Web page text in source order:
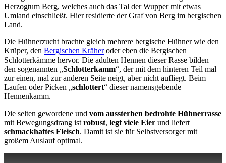
Herzogtum Berg, welches auch das Tal der Wupper mit etwas
Umland einschließt. Hier residierte der Graf von Berg im bergischen
Land.
Die Hühnerzucht brachte gleich mehrere bergische Hühner wie den
Krüper, den Bergischen Kräheroder eben die Bergischen
Schlotterkämme hervor. Die adulten Hennen dieser Rasse bilden
den sogenannten „Schlotterkamm“, der mit dem hinteren Teil mal
zur einen, mal zur anderen Seite neigt, aber nicht aufliegt. Beim
Laufen oder Picken „schlottert“ dieser namensgebende
Hennenkamm.
Die selten gewordene und vom aussterben bedrohte Hühnerrasse
mit Bewegungsdrang ist robust, legt viele Eier und liefert
schmackhaftes Fleisch. Damit ist sie für Selbstversorger mit
großem Auslauf optimal.